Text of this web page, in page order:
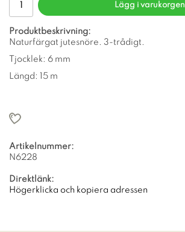
Lägg i varukorgen
Produktbeskrivning:
Naturfärgat jutesnöre. 3-trådigt.
Tjocklek: 6 mm
Längd: 15 m
Artikelnummer:
N6228
Direktlänk:
Högerklicka och kopiera adressen